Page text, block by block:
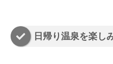
日帰り温泉を楽し